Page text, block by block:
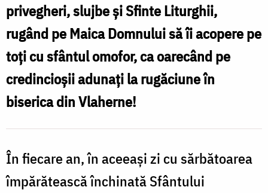
/
Foto:
pr.
Silviu
Cluci
privegheri, slujbe și Sfinte Liturghii,
rugând pe Maica Domnului să îi acopere pe
toți cu sfântul omofor, ca oarecând pe
credincioșii adunați la rugăciune în
biserica din Vlaherne!
În fiecare an, în aceeași zi cu sărbătoarea
împărătească închinată Sfântului